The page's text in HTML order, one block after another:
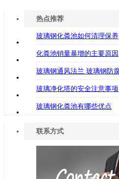
热点推荐
玻璃钢化粪池如何清理保养
化粪池销量暴增的主要原因
玻璃净化塔的安全注意事项
玻璃钢化粪池有哪些优点
联系方式